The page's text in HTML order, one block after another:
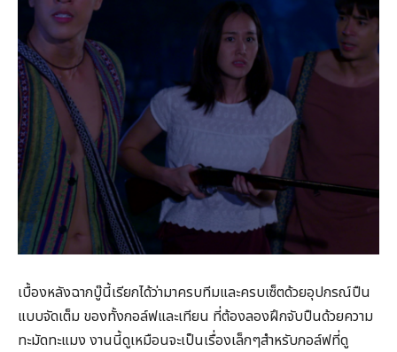
เบื้องหลังฉากบู๊นี้เรียกได้ว่ามาครบทีมและครบเซ็ตด้วยอุปกรณ์ปืน
แบบจัดเต็ม ของทั้งกอล์ฟและเทียน ที่ต้องลองฝึกจับปืนด้วยความ
ทะมัดทะแมง งานนี้ดูเหมือนจะเป็นเรื่องเล็กๆสำหรับกอล์ฟที่ดู